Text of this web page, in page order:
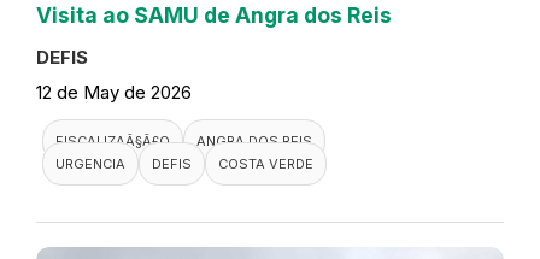
Visita ao SAMU de Angra dos Reis
DEFIS
12 de May de 2026
FISCALIZAÃ§Ã£O
ANGRA DOS REIS
URGENCIA
DEFIS COSTA VERDE